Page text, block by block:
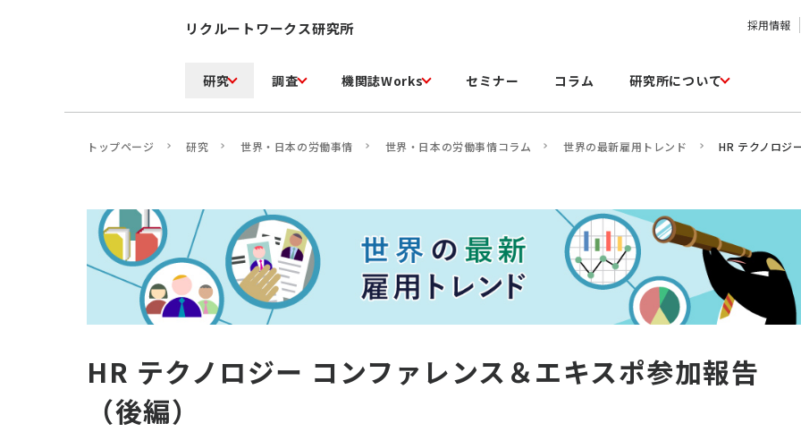
リクルートワークス研究所 採用情報
研究 調査 機関誌Works セミナー コラム 研究所について
トップページ 研究 世界・日本の労働事情 世界・日本の労働事情コラム 世界の最新雇用トレンド HR テクノロジ
HR テクノロジー コンファレンス＆エキスポ参加報告
（後編）